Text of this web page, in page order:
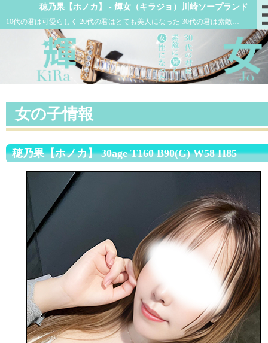
穂乃果【ホノカ】 - 輝女（キラジョ）川崎ソープランド
10代の君は可愛らしく 20代の君はとても美人になった 30代の君は素敵に輝く女性になった
女の子情報
穂乃果【ホノカ】 30age T160 B90(G) W58 H85